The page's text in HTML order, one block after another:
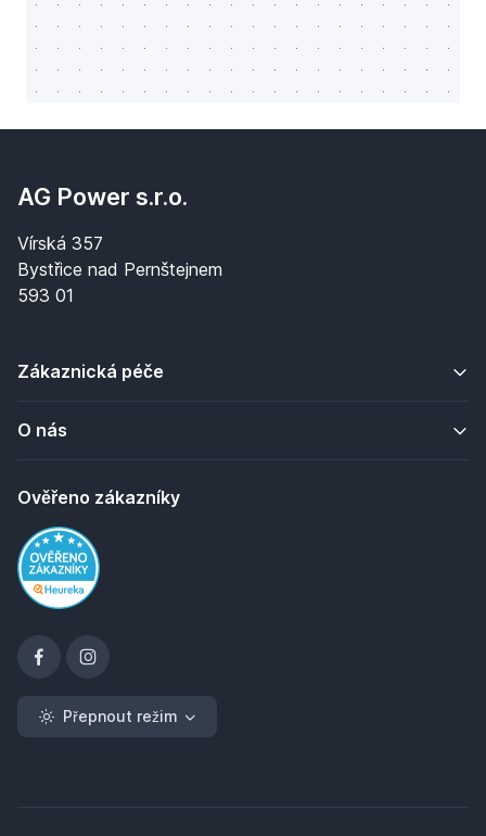
AG Power s.r.o.
Vírská 357
Bystřice nad Pernštejnem
593 01
Zákaznická péče
O nás
Ověřeno zákazníky
Přepnout režim